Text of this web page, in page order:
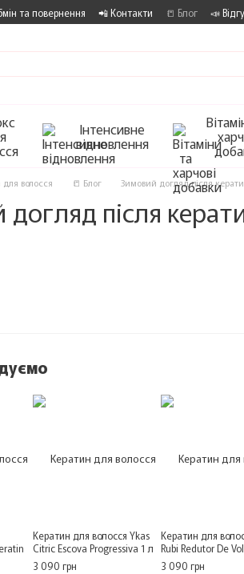
та повернення 📲 Контакти 📒 Блог 📣
Інтенсивне
відновлення
волосся 📒 Блог Зимовий догляд після
після
Кератин для волосся Ykas
Citric Escova Progressiva 1 л
3 090 грн
Кератин для
Rubi Redutor De
3 090 грн